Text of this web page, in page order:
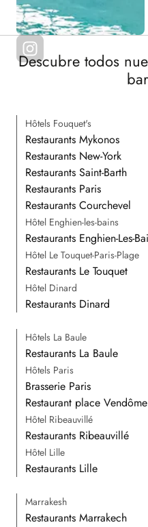
Descubre todos
Hôtels Fouquet's
Restaurants Mykonos
Restaurants New-York
Restaurants Saint-Barth
Restaurants Paris
Restaurants Courchevel
Hôtel Enghien-les-bains
Restaurants Enghien-Les-
Hôtel Le Touquet-Paris-Plage
Restaurants Le Touquet
Hôtel Dinard
Restaurants Dinard
Hôtels La Baule
Restaurants La Baule
Hôtels Paris
Brasserie Paris
Restaurant place Vendôme
Hôtel Ribeauvillé
Restaurants Ribeauvillé
Hôtel Lille
Restaurants Lille
Marrakesh
Restaurants Marrakech